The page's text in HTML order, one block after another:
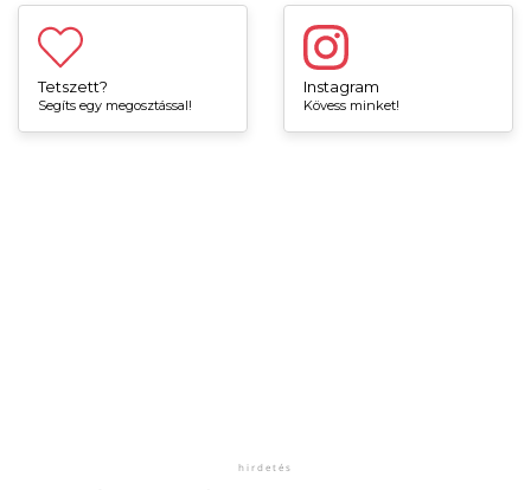
Tetszett?
Segíts egy megosztással!
Instagram
Kövess minket!